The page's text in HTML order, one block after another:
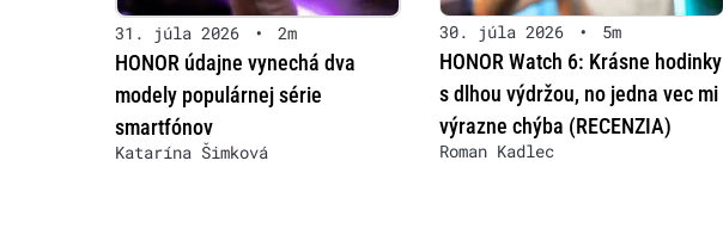
31. júla 2026 • 2m
HONOR údajne vynechá dva
modely populárnej série
smartfónov
Katarína Šimková
30. júla 2026 • 5m
HONOR Watch 6: Krásne hodinky
s dlhou výdržou, no jedna vec mi
výrazne chýba (RECENZIA)
Roman Kadlec